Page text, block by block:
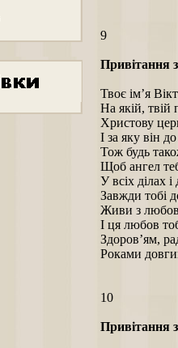
9
Привітання
Твоє ім’я
На якій, твій
Христову
І за яку він
Тож будь
Щоб ангел
У всіх ділах
Завжди тобі
Живи з
І ця любов
Здоров’ям,
Роками
10
Привітання